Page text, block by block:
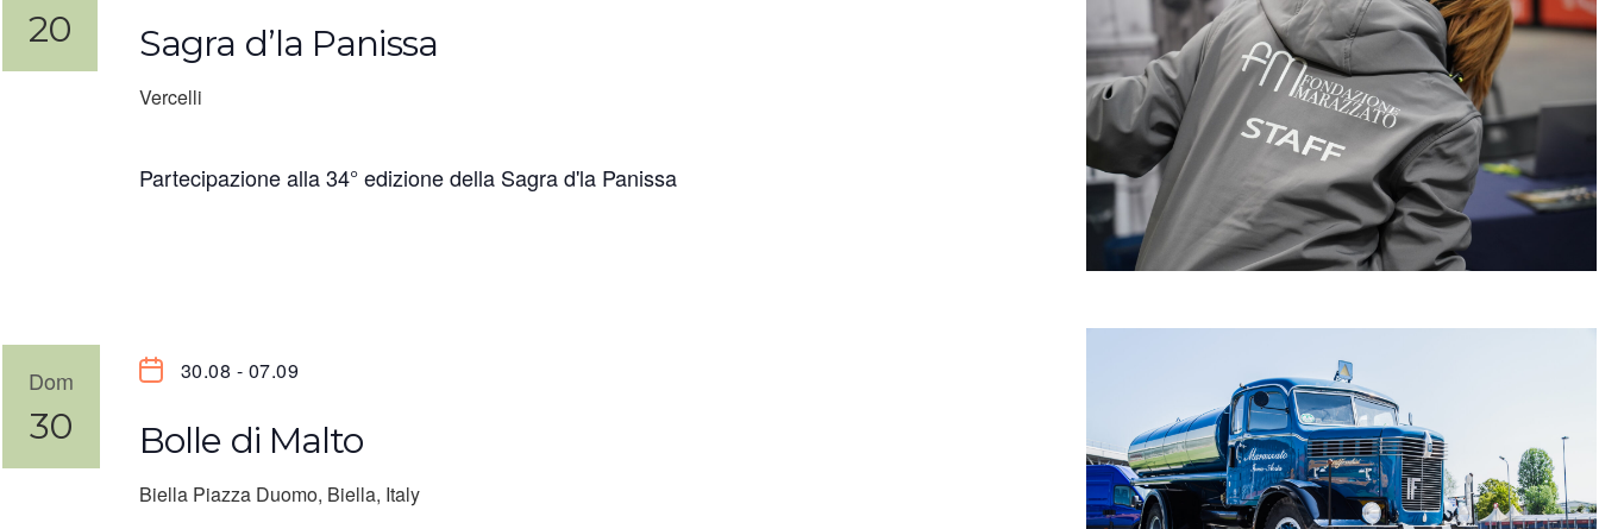
20 Sagra d’la Panissa
Vercelli
Partecipazione alla 34° edizione della Sagra d'la Panissa
Dom
30
30.08 - 07.09
Bolle di Malto
Biella Piazza Duomo, Biella, Italy